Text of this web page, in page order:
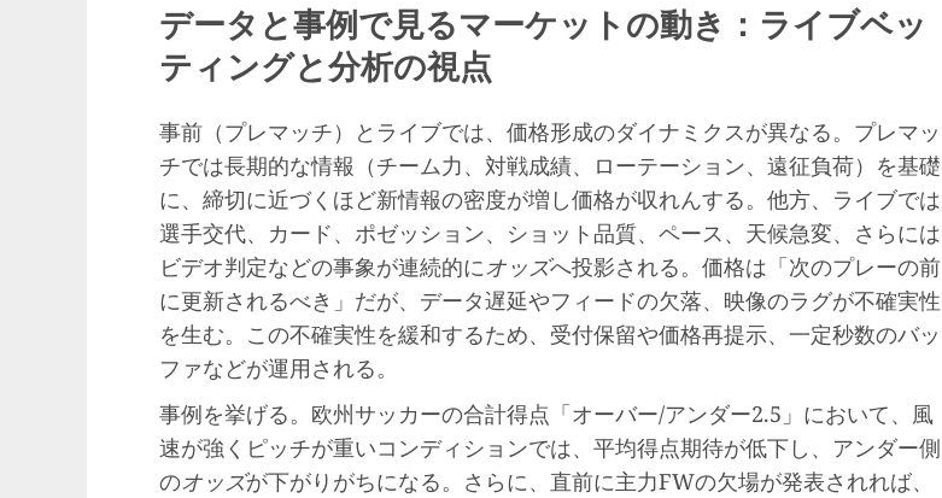
データと事例で見るマーケットの動き：ライブベッ
ティングと分析の視点
事前（プレマッチ）とライブでは、価格形成のダイナミクスが異なる。プレマッ
チでは長期的な情報（チーム力、対戦成績、ローテーション、遠征負荷）を基礎
に、締切に近づくほど新情報の密度が増し価格が収れんする。他方、ライブでは
選手交代、カード、ポゼッション、ショット品質、ペース、天候急変、さらには
ビデオ判定などの事象が連続的にオッズへ投影される。価格は「次のプレーの前
に更新されるべき」だが、データ遅延やフィードの欠落、映像のラグが不確実性
を生む。この不確実性を緩和するため、受付保留や価格再提示、一定秒数のバッ
ファなどが運用される。
事例を挙げる。欧州サッカーの合計得点「オーバー/アンダー2.5」において、風
速が強くピッチが重いコンディションでは、平均得点期待が低下し、アンダー側
のオッズが下がりがちになる。さらに、直前に主力FWの欠場が発表されれば、